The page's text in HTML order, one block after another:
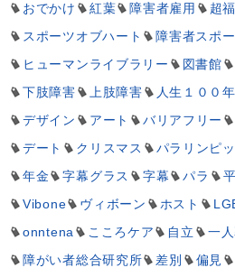
おでかけ
紅葉 障害者雇用 超
スポーツオブハート
障害者スポ
ヒューマンライブラリー
図書館
下肢障害
上肢障害 人生１００年
デザイン
アート バリアフリー
デート
クリスマス パラリンピ
年金
字幕グラス 字幕 パラ
Vibone
ヴィボーン ホスト
onntena
こころケア 自立
一
障がい者総合研究所
差別 偏見